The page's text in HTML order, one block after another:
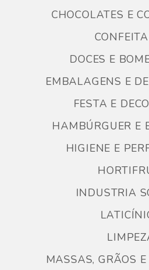
CHOCOLATES E
DOCES E
EMBALAGENS E
FESTA E
HAMBÚRGUER E
HIGIENE E
INDUSTRIA
MASSAS, GRÃOS